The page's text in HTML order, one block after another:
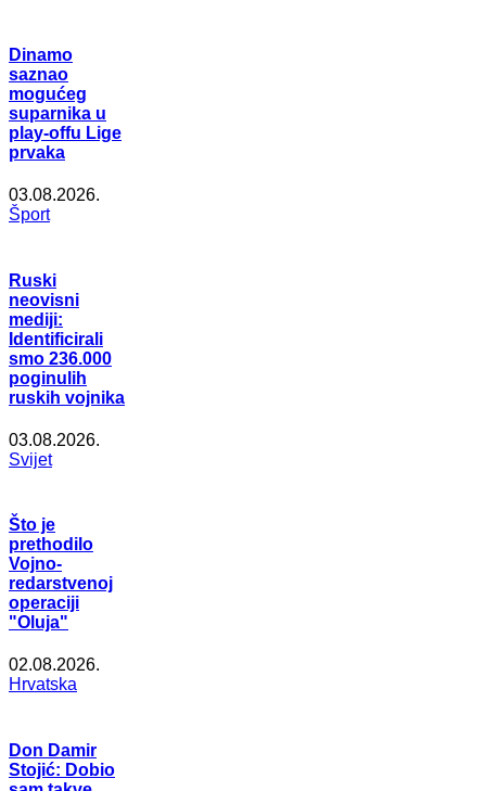
Dinamo
saznao
mogućeg
suparnika u
play-offu Lige
prvaka
03.08.2026.
Šport
Ruski
neovisni
mediji:
Identificirali
smo 236.000
poginulih
ruskih vojnika
03.08.2026.
Svijet
Što je
prethodilo
Vojno-
redarstvenoj
operaciji
"Oluja"
02.08.2026.
Hrvatska
Don Damir
Stojić: Dobio